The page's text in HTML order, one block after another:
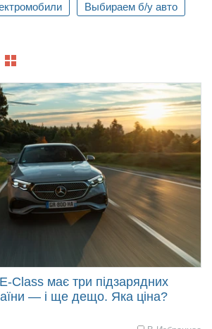
Продать авто
Выбираем б/у авто
Class має три підзарядних
— і ще дещо. Яка ціна?